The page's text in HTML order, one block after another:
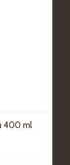
400 ml